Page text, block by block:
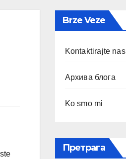
Brze Veze
Kontaktirajte nas
Архива блога
Ko smo mi
Претрага